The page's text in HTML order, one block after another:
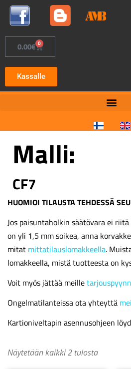
0.00€ 0
Kassalle
Malli:
CF7
HUOMIOI TILAUSTA TEHDESSÄ
Jos paisuntaholkin säätövara ei
on yli 1,5 mm soikea, anna
mitat mittatilauslomakkeella.
lomakkeella, mistä tuotteesta on
Voit myös jättää meille
Ongelmatilanteissa ota yhteyttä
Kartioniveltapin asennusohjeen
Näytetään kaikki 2 tulosta